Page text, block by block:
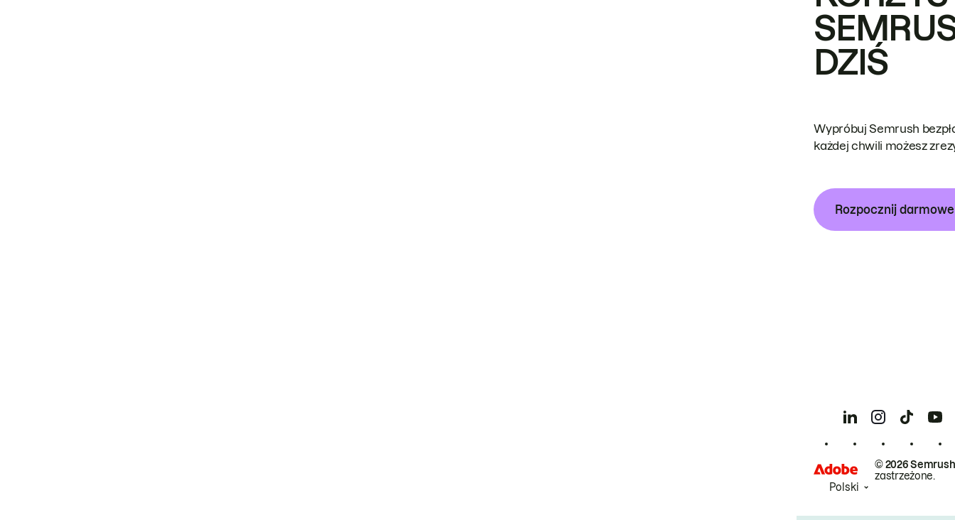
DZIŚ
Wypróbuj Semrush
każdej chwili możesz
Rozpocznij
© 2026
zastrzeżone.
Polski